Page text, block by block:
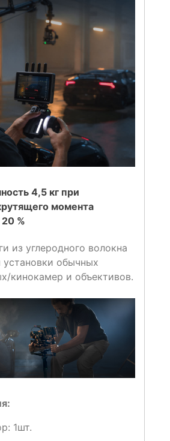
4,5 кг при
момента
%
из углеродного волокна
установки обычных
кинокамер и объективов.
1шт.